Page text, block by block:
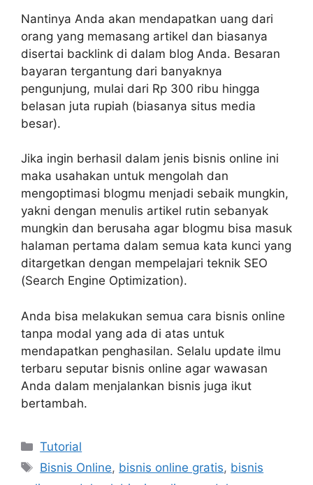
Nantinya Anda akan mendapatkan uang dari
orang yang memasang artikel dan biasanya
disertai backlink di dalam blog Anda. Besaran
bayaran tergantung dari banyaknya
pengunjung, mulai dari Rp 300 ribu hingga
belasan juta rupiah (biasanya situs media
besar).
Jika ingin berhasil dalam jenis bisnis online ini
maka usahakan untuk mengolah dan
mengoptimasi blogmu menjadi sebaik mungkin,
yakni dengan menulis artikel rutin sebanyak
mungkin dan berusaha agar blogmu bisa masuk
halaman pertama dalam semua kata kunci yang
ditargetkan dengan mempelajari teknik SEO
(Search Engine Optimization).
Anda bisa melakukan semua cara bisnis online
tanpa modal yang ada di atas untuk
mendapatkan penghasilan. Selalu update ilmu
terbaru seputar bisnis online agar wawasan
Anda dalam menjalankan bisnis juga ikut
bertambah.
Kategori
Tutorial
Tag
Bisnis Online, bisnis online gratis, bisnis